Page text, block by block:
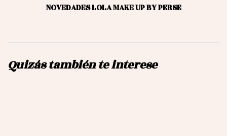
NOVEDADES LOLA MAKE UP BY PERSE
Quizás también te interese